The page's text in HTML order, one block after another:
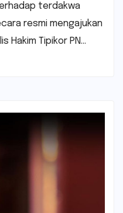
terdakwa
resmi mengajukan
Hakim Tipikor PN…